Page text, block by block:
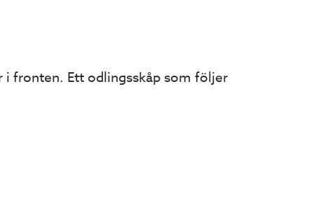
i fronten. Ett odlingsskåp som följer
kan du ta ut hyllplan så att även de